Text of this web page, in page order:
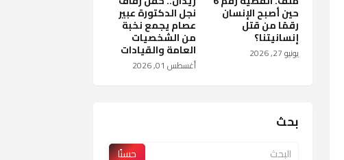
حين أصبح الإنسان
رقمًا من قتل
إنسانيتنا؟
يونيو 27, 2026
نجل الدكتورة عبير
عصام يجمع نخبة
من الشخصيات
العامة والقيادات
أغسطس 01, 2026
بحث